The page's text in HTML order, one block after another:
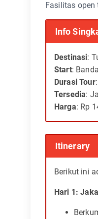
Fasilitas open
Info
Destinasi:
Start:
Durasi Tour
Tersedia:
Harga: Rp
Itinerary
Berikut ini
Hari 1: